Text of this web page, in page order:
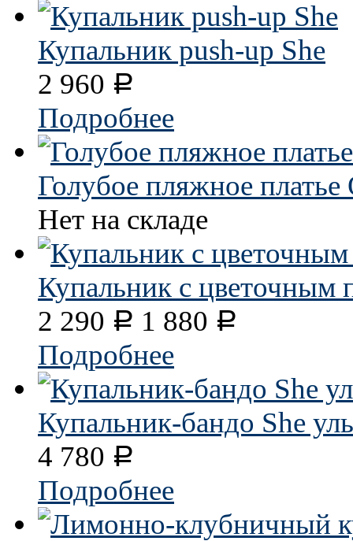
Купальник push-up She
2 960 Р
Подробнее
Голубое пляжное платье
Нет на складе
Купальник с
2 290 Р 1 880 Р
Подробнее
Купальник-бандо She
4 780 Р
Подробнее